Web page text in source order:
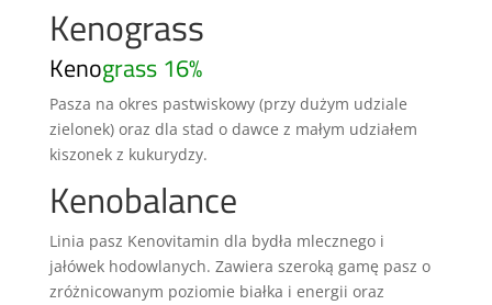
Kenograss
Kenograss 16%
Pasza na okres pastwiskowy (przy dużym udziale
zielonek) oraz dla stad o dawce z małym udziałem
kiszonek z kukurydzy.
Kenobalance
Linia pasz Kenovitamin dla bydła mlecznego i
jałówek hodowlanych. Zawiera szeroką gamę pasz o
zróżnicowanym poziomie białka i energii oraz